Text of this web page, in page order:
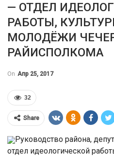
— ОТДЕЛ
РАБОТЫ,
МОЛОДЁЖИ
РАЙИСПОЛКОМА
On Апр 25, 2017
32
Share
Руководство района,
отдел идеологической